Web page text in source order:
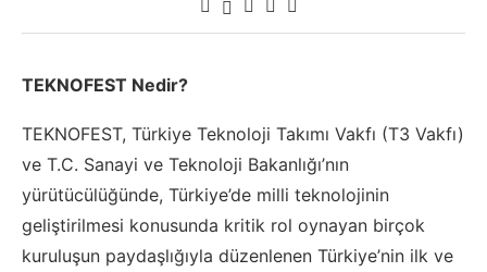
TEKNOFEST Nedir?
TEKNOFEST, Türkiye Teknoloji Takımı Vakfı (T3 Vakfı)
ve T.C. Sanayi ve Teknoloji Bakanlığı’nın
yürütücülüğünde, Türkiye’de milli teknolojinin
geliştirilmesi konusunda kritik rol oynayan birçok
kuruluşun paydaşlığıyla düzenlenen Türkiye’nin ilk ve